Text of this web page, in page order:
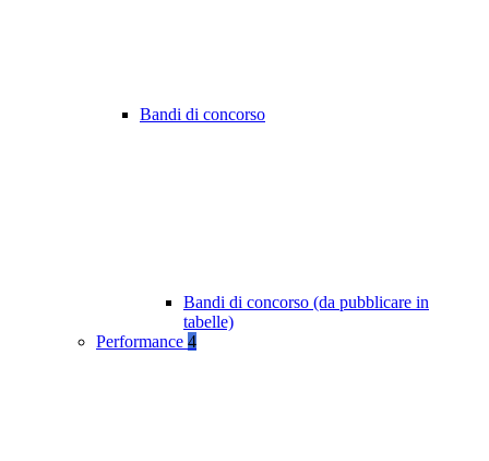
Bandi di concorso
Bandi di concorso (da pubblicare in
tabelle)
Performance 4